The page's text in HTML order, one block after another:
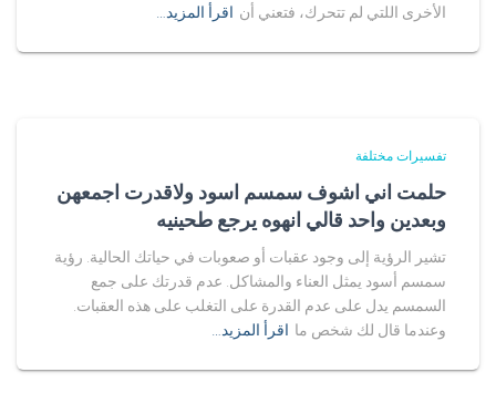
الأخرى اللتي لم تتحرك، فتعني أن اقرأ المزيد…
تفسيرات مختلفة
حلمت اني اشوف سمسم اسود ولاقدرت اجمعهن
وبعدين واحد قالي انهوه يرجع طحينيه
تشير الرؤية إلى وجود عقبات أو صعوبات في حياتك الحالية. رؤية
سمسم أسود يمثل العناء والمشاكل. عدم قدرتك على جمع
السمسم يدل على عدم القدرة على التغلب على هذه العقبات.
وعندما قال لك شخص ما اقرأ المزيد…